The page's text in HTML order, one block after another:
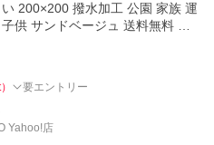
い 200×200 撥水加工 公園 家族 運
供 サンドベージュ 送料無料 ピ
） 要エントリー
Yahoo!店